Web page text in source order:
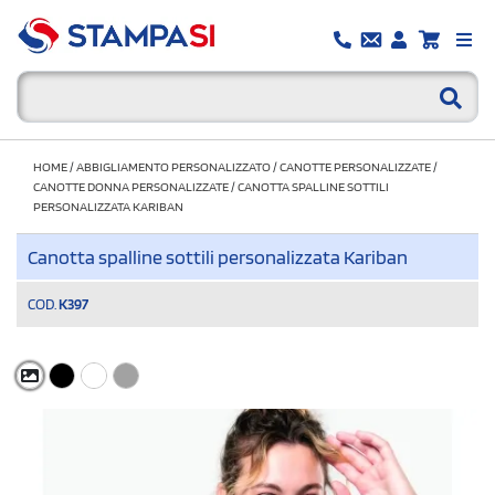
HOME/ABBIGLIAMENTO PERSONALIZZATO/CANOTTE PERSONALIZZATE/
CANOTTE DONNA PERSONALIZZATE/CANOTTA SPALLINE SOTTILI
PERSONALIZZATA KARIBAN
Canotta spalline sottili personalizzata Kariban
COD. K397